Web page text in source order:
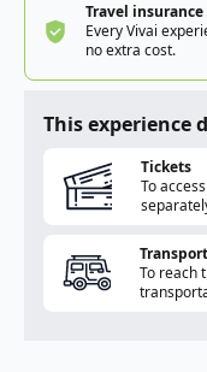
Travel
Every Vivai
no extra cost.
This experience
Tickets
To
Transport
To reach